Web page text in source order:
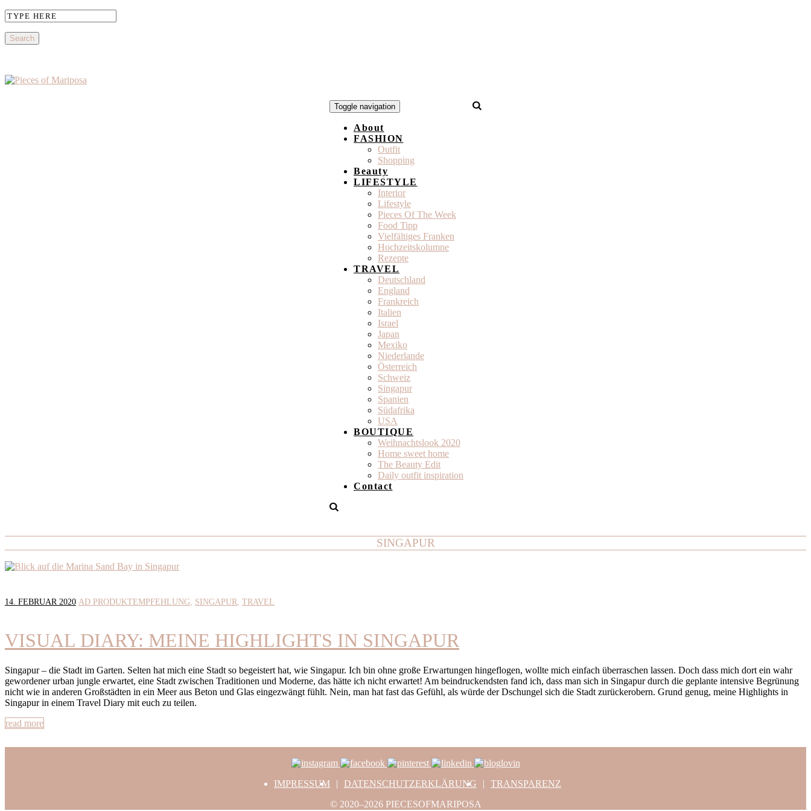
Toggle navigation
About
FASHION
Outfit
Shopping
Beauty
LIFESTYLE
Interior
Lifestyle
Pieces Of The Week
Food Tipp
Vielfältiges Franken
Hochzeitskolumne
Rezepte
TRAVEL
Deutschland
England
Frankreich
Italien
Israel
Japan
Mexiko
Niederlande
Österreich
Schweiz
Singapur
Spanien
Südafrika
USA
BOUTIQUE
Weihnachtslook 2020
Home sweet home
The Beauty Edit
Daily outfit inspiration
Contact
SINGAPUR
14. FEBRUAR 2020 AD PRODUKTEMPFEHLUNG SINGAPUR TRAVEL
VISUAL DIARY: MEINE HIGHLIGHTS IN SINGAPUR
Singapur – die Stadt im Garten. Selten hat mich eine Stadt so begeistert hat, wie Singapur. Ich bin ohne große Erwartungen hingeflogen, wollte mich einfach überraschen lassen. Doch dass mich dort ein wahr
gewordener urban jungle erwartet, eine Stadt zwischen Traditionen und Moderne, das hätte ich nicht erwartet! Am beindruckendsten fand ich, dass man sich in Singapur durch die geplante intensive Begrünung
nicht wie in anderen Großstädten in ein Meer aus Beton und Glas eingezwängt fühlt. Nein, man hat fast das Gefühl, als würde der Dschungel sich die Stadt zurückerobern. Grund genug, meine Highlights in
Singapur in einem Travel Diary mit euch zu teilen.
read more
IMPRESSUM DATENSCHUTZERKLÄRUNG
TRANSPARENZ
© 2020–2026 PIECESOFMARIPOSA